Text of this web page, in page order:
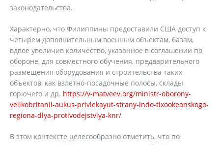
законодательства.
Характерно, что Филиппины предоставили США доступ к
четырем дополнительным военным объектам, базам,
вдвое увеличив количество, указанное в соглашении по
обороне, для совместного обучения, предварительного
размещения оборудования и строительства таких
объектов, как взлетно-посадочные полосы, склады
горючего и др. https://v-matveev.org/ministr-oborony-
velikobritanii-aukus-privlekayut-strany-indo-tixookeanskogo-
regiona-dlya-protivodejstviya-knr/
В этом контексте целесообразно отметить, что по